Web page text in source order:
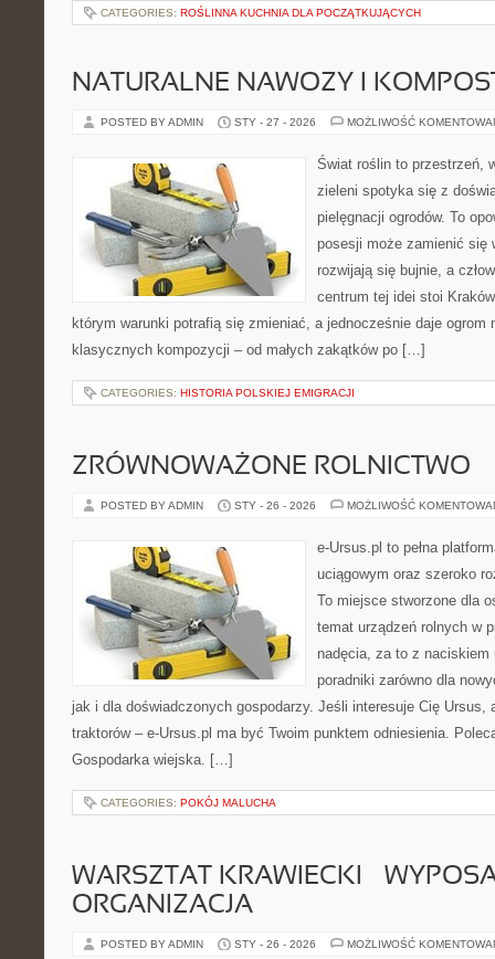
CATEGORIES: ROŚLINNA KUCHNIA DLA POCZĄTKUJĄCYCH
NATURALNE NAWOZY I
POSTED BY ADMIN STY - 27 - 2026 MOŻLIWOŚĆ
Świat roślin to przestrzeń,
zieleni spotyka się z
pielęgnacji ogrodów. To
posesji może zamienić się
rozwijają się bujnie, a
centrum tej idei stoi
którym warunki potrafią się zmieniać, a jednocześnie daje ogrom
klasycznych kompozycji – od małych zakątków po […]
CATEGORIES: HISTORIA POLSKIEJ EMIGRACJI
ZRÓWNOWAŻONE ROLNICTWO
POSTED BY ADMIN STY - 26 - 2026 MOŻLIWOŚĆ
e-Ursus.pl to pełna
uciągowym oraz szeroko
To miejsce stworzone dla
temat urządzeń rolnych w
nadęcia, za to z
poradniki zarówno dla
jak i dla doświadczonych gospodarzy. Jeśli interesuje Cię Ursus,
traktorów – e-Ursus.pl ma być Twoim punktem odniesienia.
Gospodarka wiejska. […]
CATEGORIES: POKÓJ MALUCHA
WARSZTAT KRAWIECKI –
ORGANIZACJA
POSTED BY ADMIN STY - 26 - 2026 MOŻLIWOŚĆ